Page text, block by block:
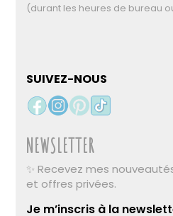
(durant les heures de bureau
SUIVEZ-NOUS
NEWSLETTER
✨ Recevez mes
et offres privées.
Je m’inscris à la